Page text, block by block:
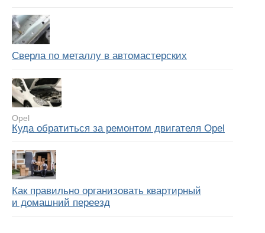
Сверла по металлу в автомастерских
Opel
Куда обратиться за ремонтом двигателя Opel
Как правильно организовать квартирный
и домашний переезд